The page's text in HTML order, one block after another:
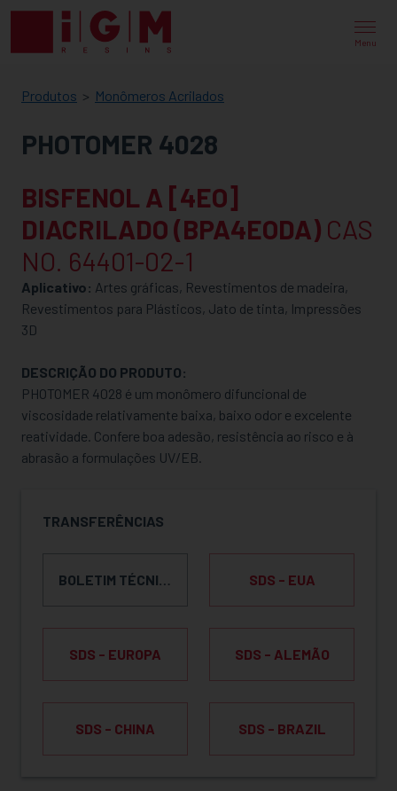
Menu
IGM
RESINS
Produtos Monômeros Acrilados
PHOTOMER 4028
BISFENOL A [4EO]
DIACRILADO (BPA4EODA) CAS
NO. 64401-02-1
Aplicativo: Artes gráficas, Revestimentos de madeira,
Revestimentos para Plásticos, Jato de tinta, Impressões
3D
DESCRIÇÃO DO PRODUTO:
PHOTOMER 4028 é um monômero difuncional de
viscosidade relativamente baixa, baixo odor e excelente
reatividade. Confere boa adesão, resistência ao risco e à
abrasão a formulações UV/EB.
TRANSFERÊNCIAS
BOLETIM TÉCNICO DO PRODUTO SDS - EUA
SDS - EUROPA SDS - ALEMÃO
SDS - CHINA SDS - BRAZIL